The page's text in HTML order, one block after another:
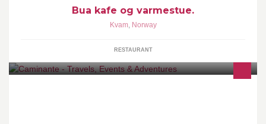
Bua kafe og varmestue.
Kvam, Norway
RESTAURANT